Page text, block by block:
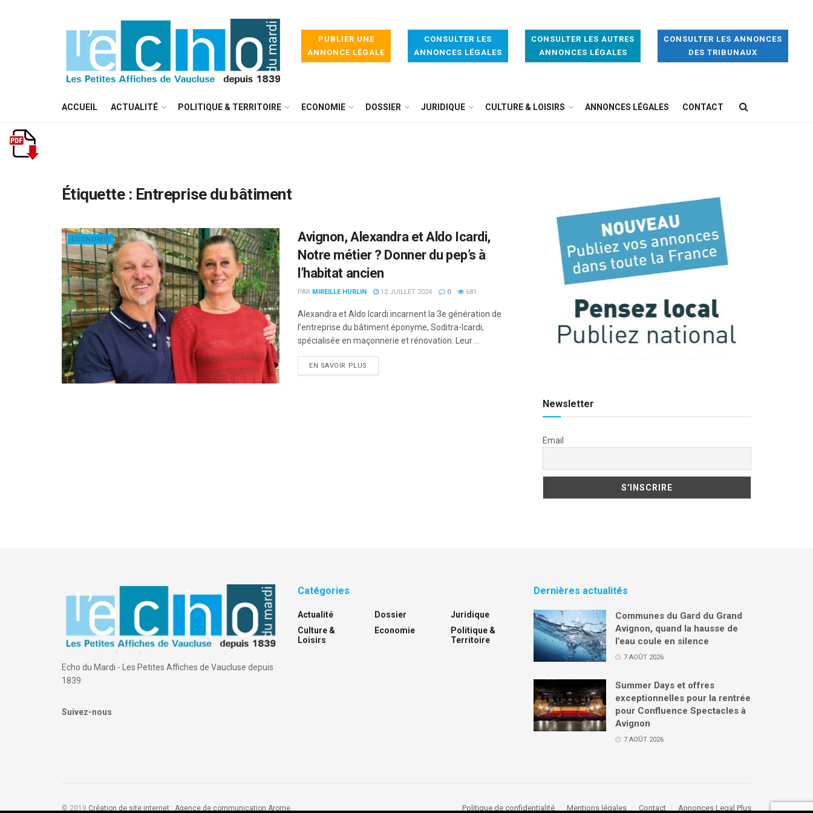
PUBLIER UNE
ANNONCE LÉGALE
CONSULTER LES
ANNONCES LÉGALES
CONSULTER LES AUTRES
ANNONCES LÉGALES
CONSULTER LES ANNONCES
DES TRIBUNAUX
ACCUEIL ACTUALITÉ POLITIQUE & TERRITOIRE ECONOMIE DOSSIER JURIDIQUE CULTURE & LOISIRS ANNONCES LÉGALES CONTACT
Étiquette : Entreprise du bâtiment
ECONOMIE
Avignon, Alexandra et Aldo Icardi,
Notre métier ? Donner du pep’s à
l’habitat ancien
PAR MIREILLE HURLIN 12 JUILLET 2024 0 681
Alexandra et Aldo Icardi incarnent la 3e génération de
l’entreprise du bâtiment éponyme, Soditra-Icardi,
spécialisée en maçonnerie et rénovation. Leur ...
EN SAVOIR PLUS
Newsletter
Email
Echo du Mardi - Les Petites Affiches de Vaucluse depuis
1839
Suivez-nous
Catégories
Actualité
Culture &
Loisirs
Dossier
Economie
Juridique
Politique &
Territoire
Dernières actualités
Communes du Gard du Grand
Avignon, quand la hausse de
l’eau coule en silence
7 AOÛT 2026
Summer Days et offres
exceptionnelles pour la rentrée
pour Confluence Spectacles à
Avignon
7 AOÛT 2026
Politique de confidentialité Mentions légales Contact Annonces Legal Plus
© 2019 Création de site internet : Agence de communication Arome